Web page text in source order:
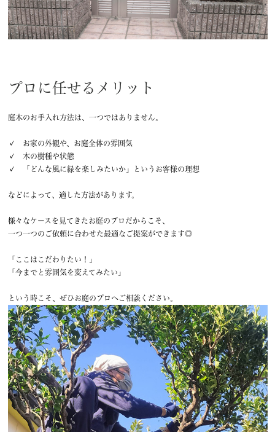
プロに任せるメリット
庭木のお手入れ方法は、一つではありません。
✓ お家の外観や、お庭全体の雰囲気
✓ 木の樹種や状態
✓ 「どんな風に緑を楽しみたいか」というお客様の理想
などによって、適した方法があります。
様々なケースを見てきたお庭のプロだからこそ、
一つ一つのご依頼に合わせた最適なご提案ができます◎
「ここはこだわりたい！」
「今までと雰囲気を変えてみたい」
という時こそ、 ぜひお庭のプロへご相談ください。